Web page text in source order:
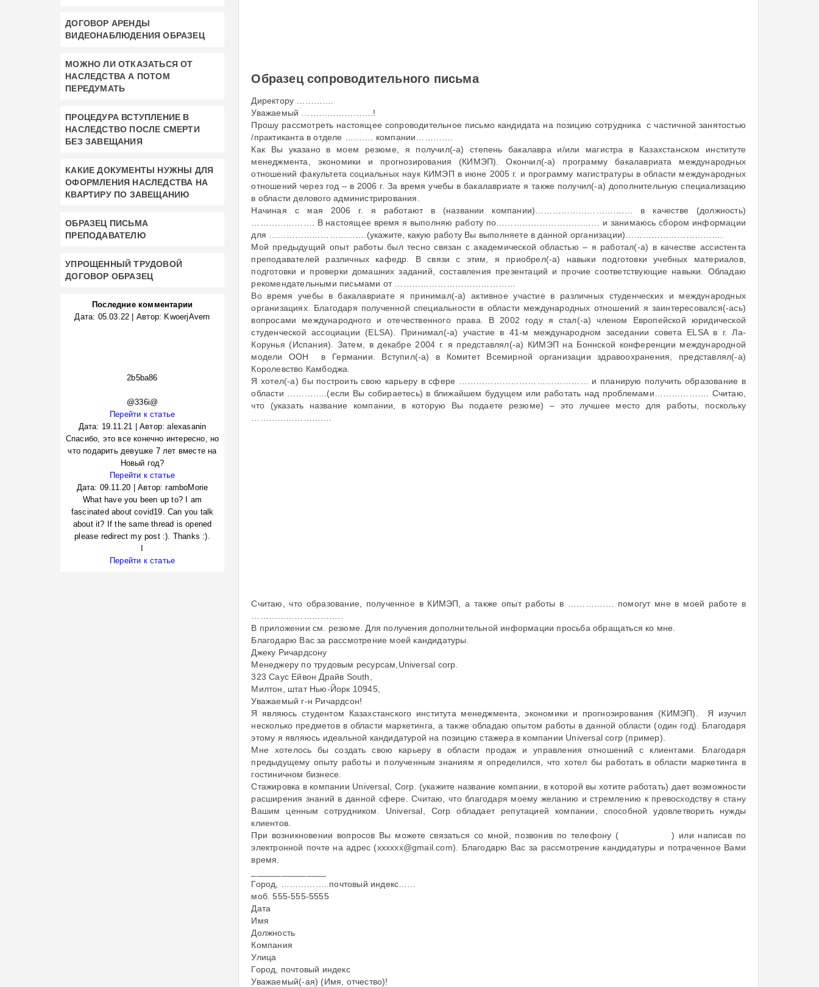
Образец сопроводительного письма
Директору ………….
Уважаемый …………………….!
Прошу рассмотреть настоящее сопроводительное письмо кандидата на позицию сотрудника с частичной занятостью
/практиканта в отделе ………. компании………….
Как Вы указано в моем резюме, я получил(-а) степень бакалавра и/или магистра в Казахстанском институте
менеджмента, экономики и прогнозирования (КИМЭП). Окончил(-а) программу бакалавриата международных
отношений факультета социальных наук КИМЭП в июне 2005 г. и программу магистратуры в области международных
отношений через год – в 2006 г. За время учебы в бакалавриате я также получил(-а) дополнительную специализацию
в области делового администрирования.
Начиная с мая 2006 г. я работают в (названии компании)……………………………. в качестве (должность)
…………………. В настоящее время я выполняю работу по……………………………… и занимаюсь сбором информации
для …………………………….(укажите, какую работу Вы выполняете в данной организации)…………………………….
Мой предыдущий опыт работы был тесно связан с академической областью – я работал(-а) в качестве ассистента
преподавателей различных кафедр. В связи с этим, я приобрел(-а) навыки подготовки учебных материалов,
подготовки и проверки домашних заданий, составления презентаций и прочие соответствующие навыки. Обладаю
рекомендательными письмами от ……………………………………
Во время учебы в бакалавриате я принимал(-а) активное участие в различных студенческих и международных
организациях. Благодаря полученной специальности в области международных отношений я заинтересовался(-ась)
вопросами международного и отечественного права. В 2002 году я стал(-а) членом Европейской юридической
студенческой ассоциации (ELSA). Принимал(-а) участие в 41-м международном заседании совета ELSA в г. Ла-
Корунья (Испания). Затем, в декабре 2004 г. я представлял(-а) КИМЭП на Боннской конференции международной
модели ООН в Германии. Вступил(-а) в Комитет Всемирной организации здравоохранения, представлял(-а)
Королевство Камбоджа.
Я хотел(-а) бы построить свою карьеру в сфере ……………………………………… и планирую получить образование в
области …………..(если Вы собираетесь) в ближайшем будущем или работать над проблемами………………. Считаю,
что (указать название компании, в которую Вы подаете резюме) – это лучшее место для работы, поскольку
Cчитаю, что образование, полученное в КИМЭП, а также опыт работы в ……………. помогут мне в моей работе в
В приложении см. резюме. Для получения дополнительной информации просьба обращаться ко мне.
Благодарю Вас за рассмотрение моей кандидатуры.
Джеку Ричардсону
Менеджеру по трудовым ресурсам,Universal corp.
323 Саус Ейвон Драйв South,
Милтон, штат Нью-Йорк 10945,
Уважаемый г-н Ричардсон!
Я являюсь студентом Казахстанского института менеджмента, экономики и прогнозирования (КИМЭП). Я изучил
несколько предметов в области маркетинга, а также обладаю опытом работы в данной области (один год). Благодаря
этому я являюсь идеальной кандидатурой на позицию стажера в компании Universal corp (пример).
Мне хотелось бы создать свою карьеру в области продаж и управления отношений с клиентами. Благодаря
предыдущему опыту работы и полученным знаниям я определился, что хотел бы работать в области маркетинга в
гостиничном бизнесе.
Стажировка в компании Universal, Corp. (укажите название компании, в которой вы хотите работать) дает возможности
расширения знаний в данной сфере. Считаю, что благодаря моему желанию и стремлению к превосходству я стану
Вашим ценным сотрудником. Universal, Corp обладает репутацией компании, способной удовлетворить нужды
клиентов.
При возникновении вопросов Вы можете связаться со мной, позвонив по телефону ( ) или написав по
электронной почте на адрес (xxxxxx@gmail.com). Благодарю Вас за рассмотрение кандидатуры и потраченное Вами
время.
Город, ……………..почтовый индекс……
моб. 555-555-5555
Дата
Имя
Должность
Компания
Улица
Город, почтовый индекс
Уважаемый(-ая) (Имя, отчество)!
ДОГОВОР АРЕНДЫ
ВИДЕОНАБЛЮДЕНИЯ ОБРАЗЕЦ
МОЖНО ЛИ ОТКАЗАТЬСЯ ОТ
НАСЛЕДСТВА А ПОТОМ
ПЕРЕДУМАТЬ
ПРОЦЕДУРА ВСТУПЛЕНИЕ В
НАСЛЕДСТВО ПОСЛЕ СМЕРТИ
БЕЗ ЗАВЕЩАНИЯ
КАКИЕ ДОКУМЕНТЫ НУЖНЫ ДЛЯ
ОФОРМЛЕНИЯ НАСЛЕДСТВА НА
КВАРТИРУ ПО ЗАВЕЩАНИЮ
ОБРАЗЕЦ ПИСЬМА
ПРЕПОДАВАТЕЛЮ
УПРОЩЕННЫЙ ТРУДОВОЙ
ДОГОВОР ОБРАЗЕЦ
Последние комментарии
Дата: 05.03.22 Автор: KwoerjAvern
2b5ba86
@336i@
Перейти к статье
Дата: 19.11.21 |Автор:alexasanin
Спасибо, это все конечно интересно, но
что подарить девушке 7 лет вместе на
Новый год?
Перейти к статье
Дата: 09.11.20 |Автор:ramboMorie
What have you been up to? I am
fascinated about covid19. Can you talk
about it? If the same thread is opened
please redirect my post :). Thanks :).
Перейти к статье